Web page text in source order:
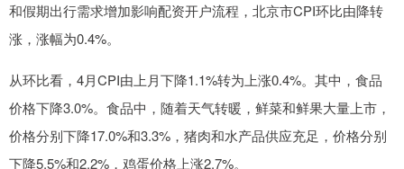
和假期出行需求增加影响配资开户流程，北京市CPI环比由降转
涨，涨幅为0.4%。
从环比看，4月CPI由上月下降1.1%转为上涨0.4%。其中，食品
价格下降3.0%。食品中，随着天气转暖，鲜菜和鲜果大量上市，
价格分别下降17.0%和3.3%，猪肉和水产品供应充足，价格分别
下降5.5%和2.2%，鸡蛋价格上涨2.7%。